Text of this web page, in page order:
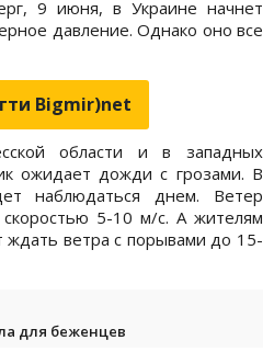
9 июня, в Украине начнет
давление. Однако оно все
Bigmir)net
области и в западных
ожидает дожди с грозами. В
наблюдаться днем. Ветер
5-10 м/с. А жителям
ветра с порывами до 15-
для беженцев